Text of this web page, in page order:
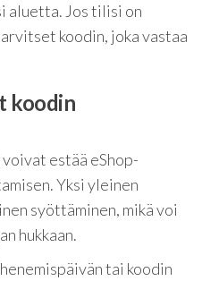
aluetta. Jos tilisi on
koodin, joka vastaa
koodin
estää eShop-
Yksi yleinen
syöttäminen, mikä voi
hukkaan.
tai koodin